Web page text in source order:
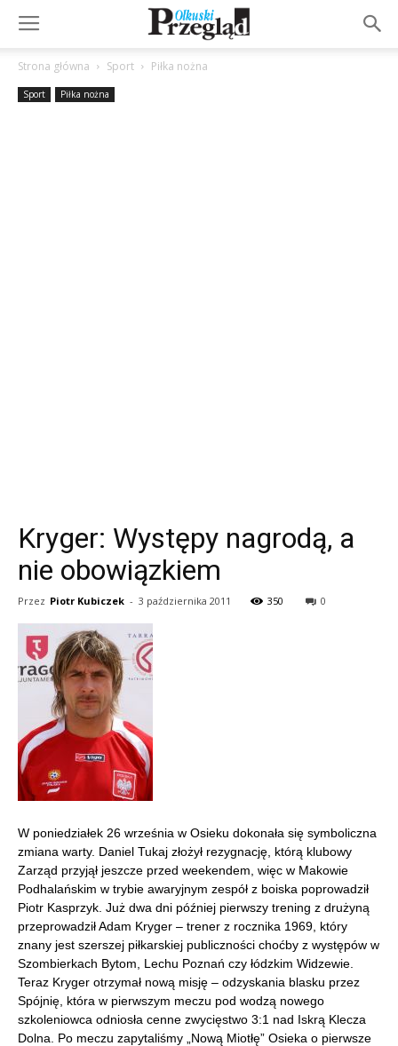
Strona główna Sport Piłka nożna
Sport Piłka nożna
Kryger: Występy nagrodą, a
nie obowiązkiem
Przez Piotr Kubiczek - 3 października 2011 350 0
W poniedziałek 26 września w Osieku dokonała się symboliczna
zmiana warty. Daniel Tukaj złożył rezygnację, którą klubowy
Zarząd przyjął jeszcze przed weekendem, więc w Makowie
Podhalańskim w trybie awaryjnym zespół z boiska poprowadził
Piotr Kasprzyk. Już dwa dni później pierwszy trening z drużyną
przeprowadził Adam Kryger – trener z rocznika 1969, który
znany jest szerszej piłkarskiej publiczności choćby z występów w
Szombierkach Bytom, Lechu Poznań czy łódzkim Widzewie.
Teraz Kryger otrzymał nową misję – odzyskania blasku przez
Spójnię, która w pierwszym meczu pod wodzą nowego
szkoleniowca odniosła cenne zwycięstwo 3:1 nad Iskrą Klecza
Dolna. Po meczu zapytaliśmy „Nową Miotłę” Osieka o pierwsze